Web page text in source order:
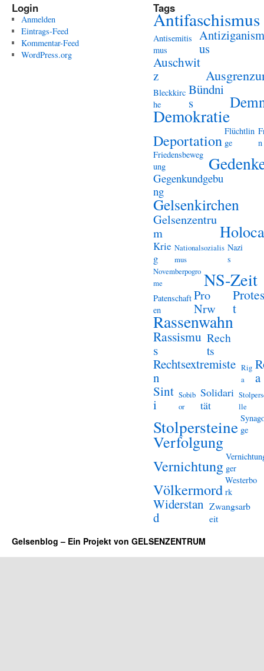
Login
Anmelden
Eintrags-Feed
Kommentar-Feed
WordPress.org
Tags
Antifaschismus
Antisemitis
mus
Antiziganism
us
Auschwit
z
Bleckkirc
he
Bündni
s
Demokratie
Deportation
Flüchtlin
ge
n
Friedensbeweg
ung
Gegenkundgebu
ng
Gelsenkirchen
Gelsenzentru
m
Krie
g
Nationalsozialis
mus
Nazi
s
Novemberpogro
me
NS-Zeit
Patenschaft
en
Pro
Nrw
Protes
t
Rassenwahn
Rassismu
s
Rech
ts
Rechtsextremiste
n
Rig
a
a
Sint
i
Sobib
or
Solidari
tät
lle
Stolpersteine ge
Verfolgung
Vernichtung ger
Völkermord Westerbo
rk
Widerstan
d
Zwangsarb
eit
Gelsenblog – Ein Projekt von GELSENZENTRUM